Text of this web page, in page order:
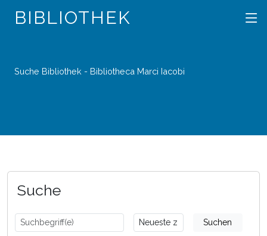
BIBLIOTHEK
Suche Bibliothek - Bibliotheca Marci Iacobi
Suche
Suchen